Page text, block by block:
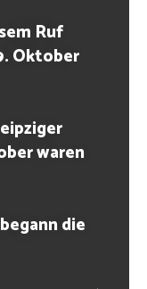
Ruf
Oktober
waren
die